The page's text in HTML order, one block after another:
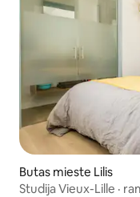
Butas mieste Lilis
Studija Vieux-Lille ·